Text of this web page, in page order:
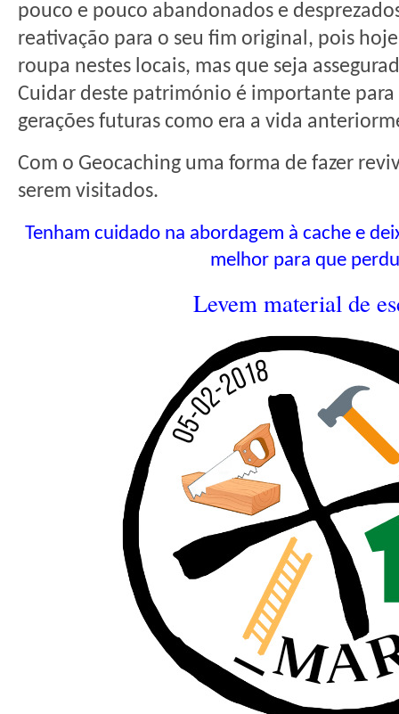
pouco e pouco abandonados e
reativação para o seu fim original, pois
roupa nestes locais, mas que seja
Cuidar deste património é importante para
gerações futuras como era a vida
Com o Geocaching uma forma de fazer
serem visitados.
Tenham cuidado na abordagem à cache e
melhor para que
Levem material de